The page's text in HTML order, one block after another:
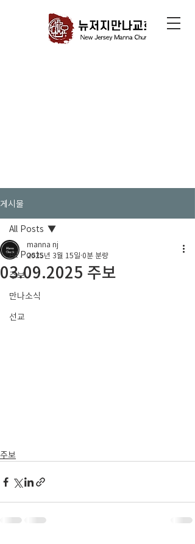
게시물
All Posts
주보
만나소식
선교
All Posts
03.09.2025 주보
manna nj
2025년 3월 15일 0분 분량
주보